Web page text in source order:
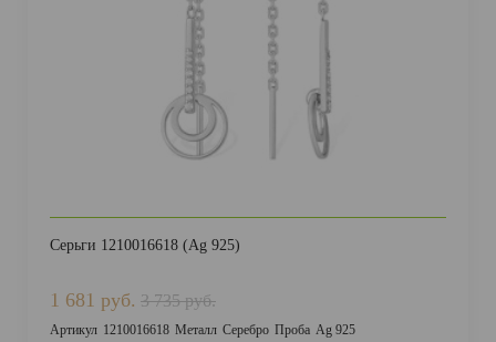
Серьги 1210016618 (Ag 925)
1 681 руб. 3 735 руб.
Артикул 1210016618 Металл Серебро Проба Ag 925